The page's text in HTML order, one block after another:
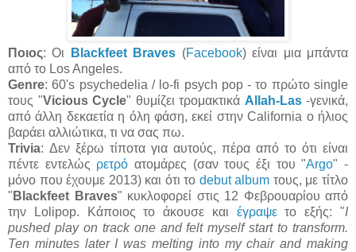
Ποιος: Οι Blackfeet Braves (Facebook) είναι μια μπάντα
από το Los Angeles.
Genre: 60's psychedelia / lo-fi psych pop - το πρώτο single
τους "Vicious Cycle" θυμίζει τρομακτικά Allah-Las-γενικά,
από άλλη δεκαετία η όλη φάση, εκεί στην California ο ήλιος
βαράει αλλιώτικα, τι να σας πω.
Trivia: Δεν ξέρω τίποτα για αυτούς, πέρα από το ότι είναι
πέντε εντελώς ρετρό ατομάρες (σαν τους έξι του "Argo" -
μόνο που έχουμε 2013) και ότι το debut album τους, με τίτλο
" Blackfeet Braves" κυκλοφορεί στις 12 Φεβρουαρίου από
την Lolipop. Κάποιος το άκουσε και έγραψετο εξής: "I
pushed play on track one and felt myself start to transform.
Ten minutes later I was melting into my chair and making